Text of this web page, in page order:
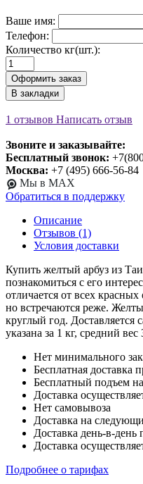
Ваше имя:
Телефон:
Количество кг(шт.):
Оформить заказ
В закладки
1 отзывов Написать отзыв
Звоните и заказывайте:
Бесплатный звонок:
Москва: +7 (495) 666-56-84
Мы в MAX
Обратиться в поддержку
Описание
Отзывов (1)
Условия доставки
Купить желтый арбуз из
познакомиться с его
отличается от всех
но встречаются реже.
круглый год. Доставляется
указана за 1 кг, средний вес
Нет минимального
Бесплатная доставка
Бесплатный подъем
Доставка
Нет самовывоза
Доставка на
Доставка день-в-день
Доставка
Подробнее о тарифах